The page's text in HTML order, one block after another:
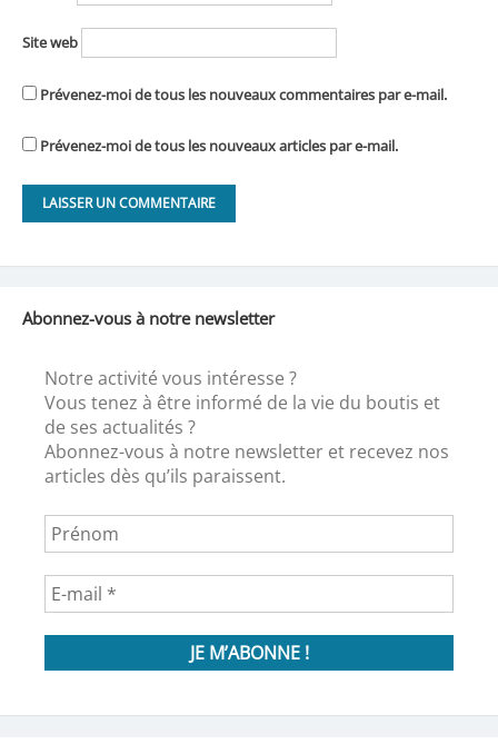
Site web
Prévenez-moi de tous les nouveaux commentaires par e-mail.
Prévenez-moi de tous les nouveaux articles par e-mail.
Abonnez-vous à notre newsletter
Notre activité vous intéresse ?
Vous tenez à être informé de la vie du boutis et
de ses actualités ?
Abonnez-vous à notre newsletter et recevez nos
articles dès qu’ils paraissent.